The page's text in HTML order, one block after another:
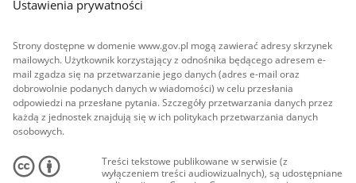
Ustawienia prywatności
Strony dostępne w domenie www.gov.pl mogą zawierać adresy skrzynek
mailowych. Użytkownik korzystający z odnośnika będącego adresem e-
mail zgadza się na przetwarzanie jego danych (adres e-mail oraz
dobrowolnie podanych danych w wiadomości) w celu przesłania
odpowiedzi na przesłane pytania. Szczegóły przetwarzania danych przez
każdą z jednostek znajdują się w ich politykach przetwarzania danych
osobowych.
Treści tekstowe publikowane w serwisie (z
wyłączeniem treści audiowizualnych), są udostępniane